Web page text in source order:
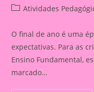
author:
PostAtividades
O final de ano é uma
expectativas. Para as
Ensino Fundamental,
marcado…